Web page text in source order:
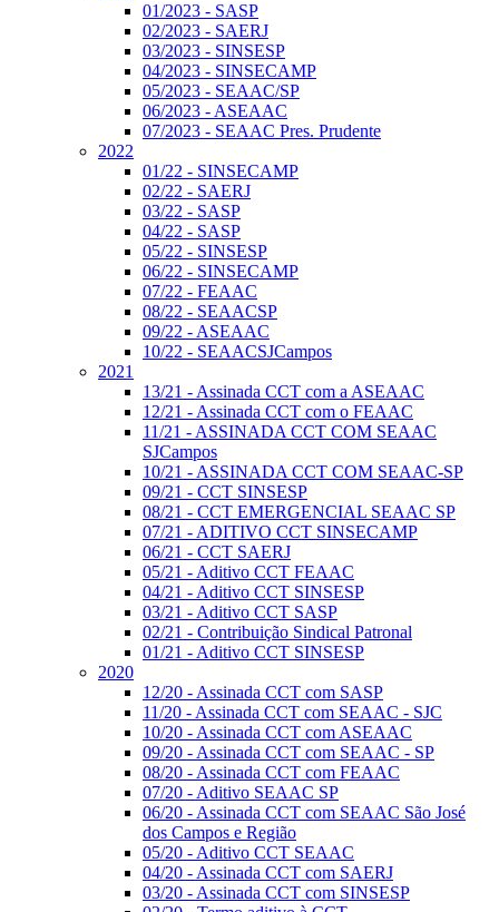
01/2023 - SASP
02/2023 - SAERJ
03/2023 - SINSESP
04/2023 - SINSECAMP
05/2023 - SEAAC/SP
06/2023 - ASEAAC
07/2023 - SEAAC Pres. Prudente
2022
01/22 - SINSECAMP
02/22 - SAERJ
03/22 - SASP
04/22 - SASP
05/22 - SINSESP
06/22 - SINSECAMP
07/22 - FEAAC
08/22 - SEAACSP
09/22 - ASEAAC
10/22 - SEAACSJCampos
2021
13/21 - Assinada CCT com a ASEAAC
12/21 - Assinada CCT com o FEAAC
11/21 - ASSINADA CCT COM SEAAC
SJCampos
10/21 - ASSINADA CCT COM SEAAC-SP
09/21 - CCT SINSESP
08/21 - CCT EMERGENCIAL SEAAC SP
07/21 - ADITIVO CCT SINSECAMP
06/21 - CCT SAERJ
05/21 - Aditivo CCT FEAAC
04/21 - Aditivo CCT SINSESP
03/21 - Aditivo CCT SASP
02/21 - Contribuição Sindical Patronal
01/21 - Aditivo CCT SINSESP
2020
12/20 - Assinada CCT com SASP
11/20 - Assinada CCT com SEAAC - SJC
10/20 - Assinada CCT com ASEAAC
09/20 - Assinada CCT com SEAAC - SP
08/20 - Assinada CCT com FEAAC
07/20 - Aditivo SEAAC SP
06/20 - Assinada CCT com SEAAC São José
dos Campos e Região
05/20 - Aditivo CCT SEAAC
04/20 - Assinada CCT com SAERJ
03/20 - Assinada CCT com SINSESP